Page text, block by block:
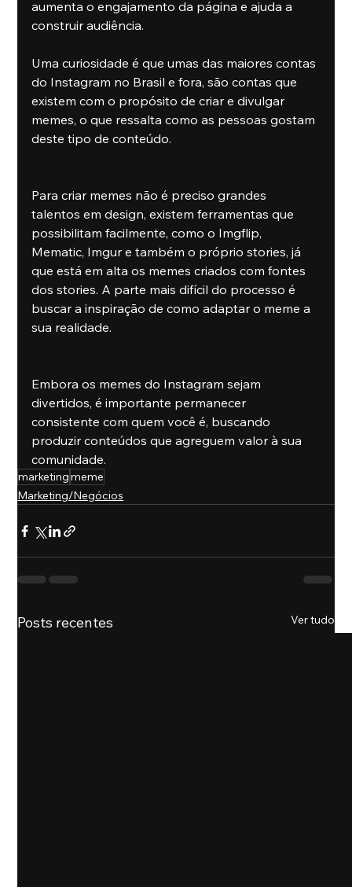
aumenta o engajamento da página e ajuda a
construir audiência.
Uma curiosidade é que umas das maiores contas
do Instagram no Brasil e fora, são contas que
existem com o propósito de criar e divulgar
memes, o que ressalta como as pessoas gostam
deste tipo de conteúdo.
Para criar memes não é preciso grandes
talentos em design, existem ferramentas que
possibilitam facilmente, como o Imgflip,
Mematic, Imgur e também o próprio stories, já
que está em alta os memes criados com fontes
dos stories. A parte mais difícil do processo é
buscar a inspiração de como adaptar o meme a
sua realidade.
Embora os memes do Instagram sejam
divertidos, é importante permanecer
consistente com quem você é, buscando
produzir conteúdos que agreguem valor à sua
comunidade.
marketingmeme
Marketing/Negócios
Posts recentes Ver tudo